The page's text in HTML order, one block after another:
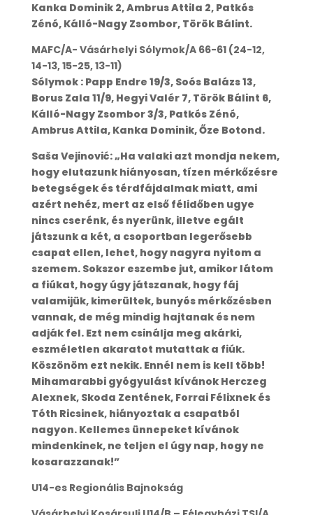
Kanka Dominik 2, Ambrus Attila 2, Patkós
Zénó, Kálló-Nagy Zsombor, Török Bálint.
MAFC/A- Vásárhelyi Sólymok/A 66-61 (24-12,
14-13, 15-25, 13-11)
Sólymok : Papp Endre 19/3, Soós Balázs 13,
Borus Zala 11/9, Hegyi Valér 7, Török Bálint 6,
Kálló-Nagy Zsombor 3/3, Patkós Zénó,
Ambrus Attila, Kanka Dominik, Őze Botond.
Saša Vejinović: „Ha valaki azt mondja nekem,
hogy elutazunk hiányosan, tízen mérkőzésre
betegségek és térdfájdalmak miatt, ami
azért nehéz, mert az első félidőben ugye
nincs cserénk, és nyerünk, illetve egált
játszunk a két, a csoportban legerősebb
csapat ellen, lehet, hogy nagyra nyitom a
szemem. Sokszor eszembe jut, amikor látom
a fiúkat, hogy úgy játszanak, hogy fáj
valamijük, kimerültek, bunyós mérkőzésben
vannak, de még mindig hajtanak és nem
adják fel. Ezt nem csinálja meg akárki,
eszméletlen akaratot mutattak a fiúk.
Köszönöm ezt nekik. Ennél nem is kell több!
Mihamarabbi gyógyulást kívánok Herczeg
Alexnek, Skoda Zentének, Forrai Félixnek és
Tóth Ricsinek, hiányoztak a csapatból
nagyon. Kellemes ünnepeket kívánok
mindenkinek, ne teljen el úgy nap, hogy ne
kosarazzanak!”
U14-es Regionális Bajnokság